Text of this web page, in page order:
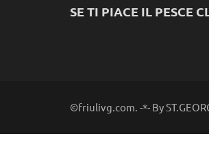
SE TI PIACE IL PESCE
©friulivg.com. -*- By